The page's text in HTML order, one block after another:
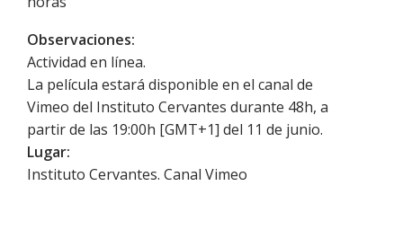
Observaciones:
Actividad en línea.
La película estará disponible en el canal de
Vimeo del Instituto Cervantes durante 48h, a
partir de las 19:00h [GMT+1] del 11 de junio.
Lugar:
Instituto Cervantes. Canal Vimeo